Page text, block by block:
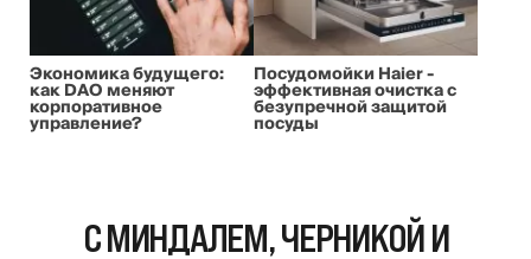
Экономика будущего:
как DAO меняют
корпоративное
управление?
Посудомойки Haier -
эффективная очистка с
безупречной защитой
посуды
С МИНДАЛЕМ, ЧЕРНИКОЙ И